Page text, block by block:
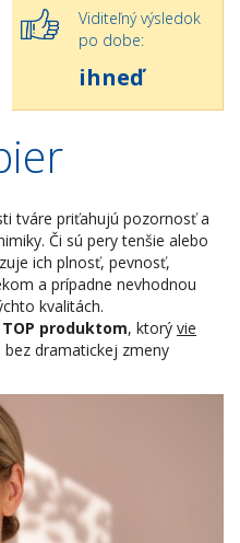
Viditeľný výsledok
po dobe:
ihneď
tváre priťahujú pozornosť a
Či sú pery tenšie alebo
ich plnosť, pevnosť,
a prípadne nevhodnou
kvalitách.
produktom, ktorý vie
dramatickej zmeny